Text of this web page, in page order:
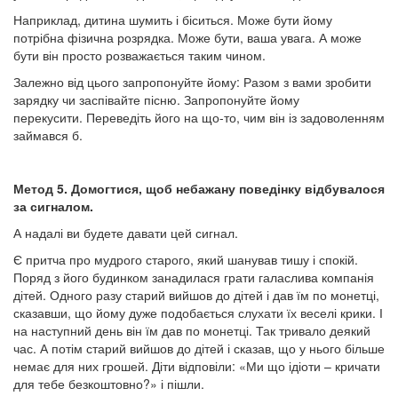
Наприклад, дитина шумить і біситься. Може бути йому
потрібна фізична розрядка. Може бути, ваша увага. А може
бути він просто розважається таким чином.
Залежно від цього запропонуйте йому: Разом з вами зробити
зарядку чи заспівайте пісню. Запропонуйте йому
перекусити. Переведіть його на що-то, чим він із задоволенням
займався б.
Метод 5. Домогтися, щоб небажану поведінку відбувалося
за сигналом.
А надалі ви будете давати цей сигнал.
Є притча про мудрого старого, який шанував тишу і спокій.
Поряд з його будинком занадилася грати галаслива компанія
дітей. Одного разу старий вийшов до дітей і дав їм по монетці,
сказавши, що йому дуже подобається слухати їх веселі крики. І
на наступний день він їм дав по монетці. Так тривало деякий
час. А потім старий вийшов до дітей і сказав, що у нього більше
немає для них грошей. Діти відповіли: «Ми що ідіоти – кричати
для тебе безкоштовно?» і пішли.